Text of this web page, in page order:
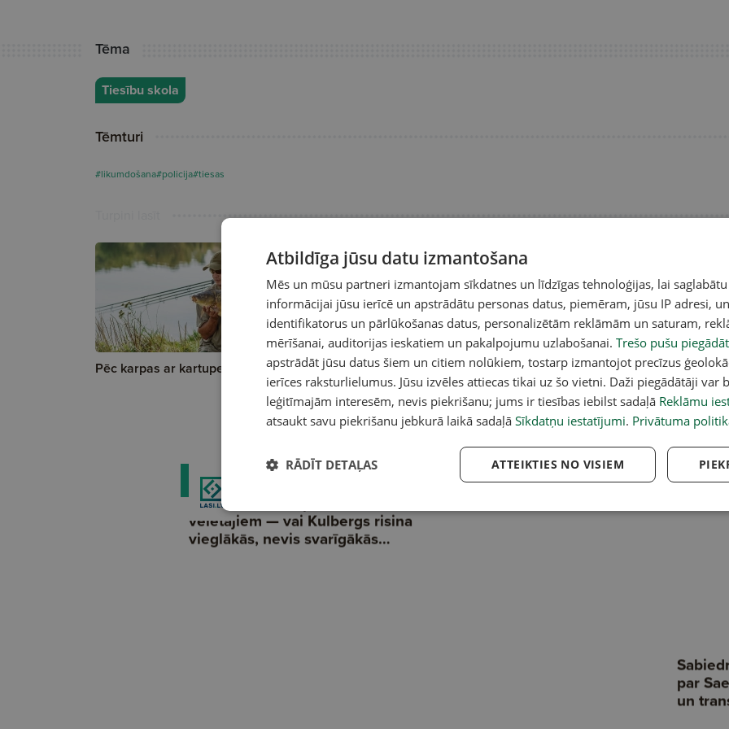
Tēma
Tiesību skola
Tēmturi
#likumdošana#policija#tiesas
Pēc karpas ar kartupeļiem
Brīvdienu ceļvedis: Cirks un ielu
māksla, brīvdabas kino un teātra
festivāls…
Pašaizsardzība uzbrukuma
gadījumā
Atbildīga jūsu datu izmantošana
Mēs un mūsu partneri izmantojam sīkdatnes un līdzīgas tehnoloģijas, lai
informācijai jūsu ierīcē un apstrādātu personas datus, piemēram, jūsu IP adresi,
identifikatorus un pārlūkošanas datus, personalizētām reklāmām un saturam,
mērīšanai, auditorijas ieskatiem un pakalpojumu uzlabošanai. Trešo pušu
apstrādāt jūsu datus šiem un citiem nolūkiem, tostarp izmantojot precīzus
ierīces raksturlielumus. Jūsu izvēles attiecas tikai uz šo vietni. Daži piegādātāji var
leģitīmajām interesēm, nevis piekrišanu; jums ir tiesības iebilst sadaļā Reklāmu
atsaukt savu piekrišanu jebkurā laikā sadaļā Sīkdatņu iestatījumi. Privātuma
ATTEIKTIES NO VISIEM
RĀDĪT DETAĻAS